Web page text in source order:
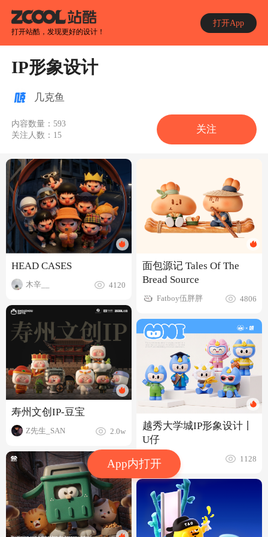
打开站酷，发现更好的设计！
打开App
App内打开
IP形象设计
几克鱼
内容数量： 593
关注人数： 15
关注
HEAD CASES
木辛__ 4120
寿州文创IP-豆宝
Z先生_SAN 2.0w
面包源记 Tales Of The
Bread Source
Fatboy伍胖胖 4806
越秀大学城IP形象设计丨
U仔
几克鱼 1128